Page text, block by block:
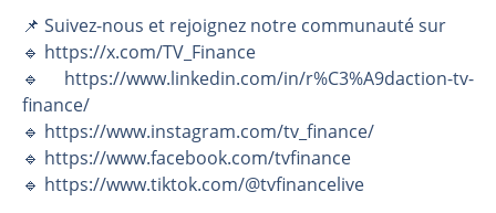
📌 Suivez-nous et rejoignez notre communauté sur
🔹 https://x.com/TV_Finance
🔹 https://www.linkedin.com/in/r%C3%A9daction-tv-
finance/
🔹 https://www.instagram.com/tv_finance/
🔹 https://www.facebook.com/tvfinance
🔹 https://www.tiktok.com/@tvfinancelive